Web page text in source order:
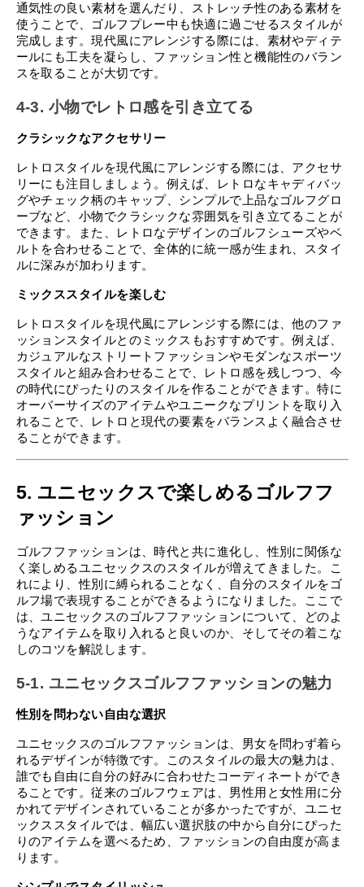
通気性の良い素材を選んだり、ストレッチ性のある素材を
使うことで、ゴルフプレー中も快適に過ごせるスタイルが
完成します。現代風にアレンジする際には、素材やディテ
ールにも工夫を凝らし、ファッション性と機能性のバラン
スを取ることが大切です。
4-3. 小物でレトロ感を引き立てる
クラシックなアクセサリー
レトロスタイルを現代風にアレンジする際には、アクセサ
リーにも注目しましょう。例えば、レトロなキャディバッ
グやチェック柄のキャップ、シンプルで上品なゴルフグロ
ーブなど、小物でクラシックな雰囲気を引き立てることが
できます。また、レトロなデザインのゴルフシューズやベ
ルトを合わせることで、全体的に統一感が生まれ、スタイ
ルに深みが加わります。
ミックススタイルを楽しむ
レトロスタイルを現代風にアレンジする際には、他のファ
ッションスタイルとのミックスもおすすめです。例えば、
カジュアルなストリートファッションやモダンなスポーツ
スタイルと組み合わせることで、レトロ感を残しつつ、今
の時代にぴったりのスタイルを作ることができます。特に
オーバーサイズのアイテムやユニークなプリントを取り入
れることで、レトロと現代の要素をバランスよく融合させ
ることができます。
5. ユニセックスで楽しめるゴルフフ
ァッション
ゴルフファッションは、時代と共に進化し、性別に関係な
く楽しめるユニセックスのスタイルが増えてきました。こ
れにより、性別に縛られることなく、自分のスタイルをゴ
ルフ場で表現することができるようになりました。ここで
は、ユニセックスのゴルフファッションについて、どのよ
うなアイテムを取り入れると良いのか、そしてその着こな
しのコツを解説します。
5-1. ユニセックスゴルフファッションの魅力
性別を問わない自由な選択
ユニセックスのゴルフファッションは、男女を問わず着ら
れるデザインが特徴です。このスタイルの最大の魅力は、
誰でも自由に自分の好みに合わせたコーディネートができ
ることです。従来のゴルフウェアは、男性用と女性用に分
かれてデザインされていることが多かったですが、ユニセ
ックススタイルでは、幅広い選択肢の中から自分にぴった
りのアイテムを選べるため、ファッションの自由度が高ま
ります。